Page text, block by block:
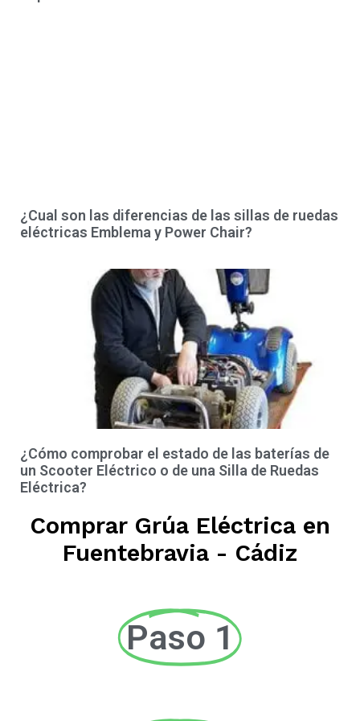
¿Cual son las diferencias de las sillas de ruedas
eléctricas Emblema y Power Chair?
¿Cómo comprobar el estado de las baterías de
un Scooter Eléctrico o de una Silla de Ruedas
Eléctrica?
Comprar Grúa Eléctrica en
Fuentebravia - Cádiz
Paso 1